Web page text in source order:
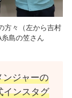
方々（左から吉村
島の笠さん
ンジャーの
インスタグ